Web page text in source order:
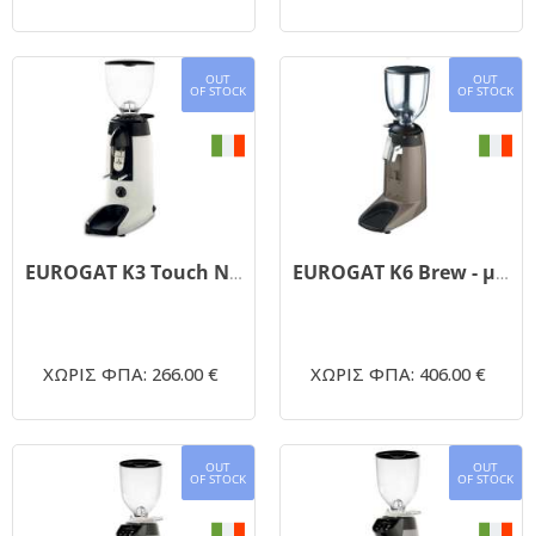
OUT
OF STOCK
EUROGAT K3 Touch New- μύλος άλεσης με διανεμητή δόσης
ΧΩΡΙΣ ΦΠΑ: 266.00 €
OUT
OF STOCK
EUROGAT K6 Brew - μύλος άλεσης με διανεμητή δόσης
ΧΩΡΙΣ ΦΠΑ: 406.00 €
OUT
OF STOCK
OUT
OF STOCK